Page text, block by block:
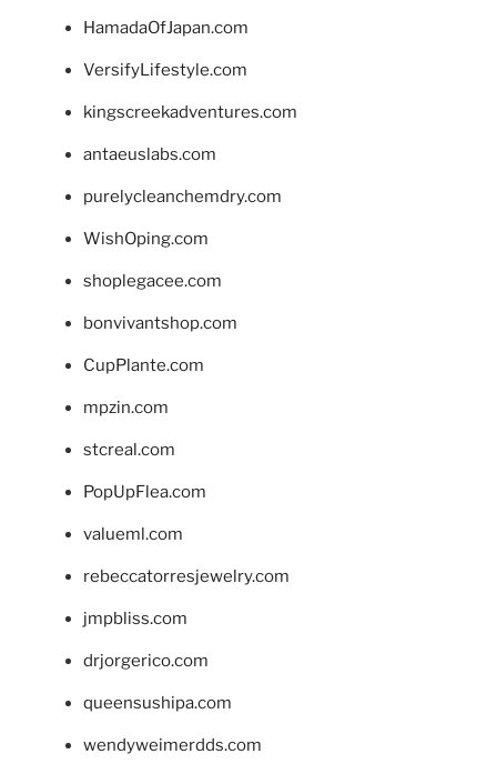
HamadaOfJapan.com
VersifyLifestyle.com
kingscreekadventures.com
antaeuslabs.com
purelycleanchemdry.com
WishOping.com
shoplegacee.com
bonvivantshop.com
CupPlante.com
mpzin.com
stcreal.com
PopUpFlea.com
valueml.com
rebeccatorresjewelry.com
jmpbliss.com
drjorgerico.com
queensushipa.com
wendyweimerdds.com